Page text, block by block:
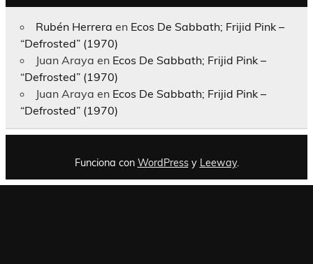
Rubén Herrera en Ecos De Sabbath; Frijid Pink –
“Defrosted” (1970)
Juan Araya en Ecos De Sabbath; Frijid Pink –
“Defrosted” (1970)
Juan Araya en Ecos De Sabbath; Frijid Pink –
“Defrosted” (1970)
Funciona con WordPressy Leeway.